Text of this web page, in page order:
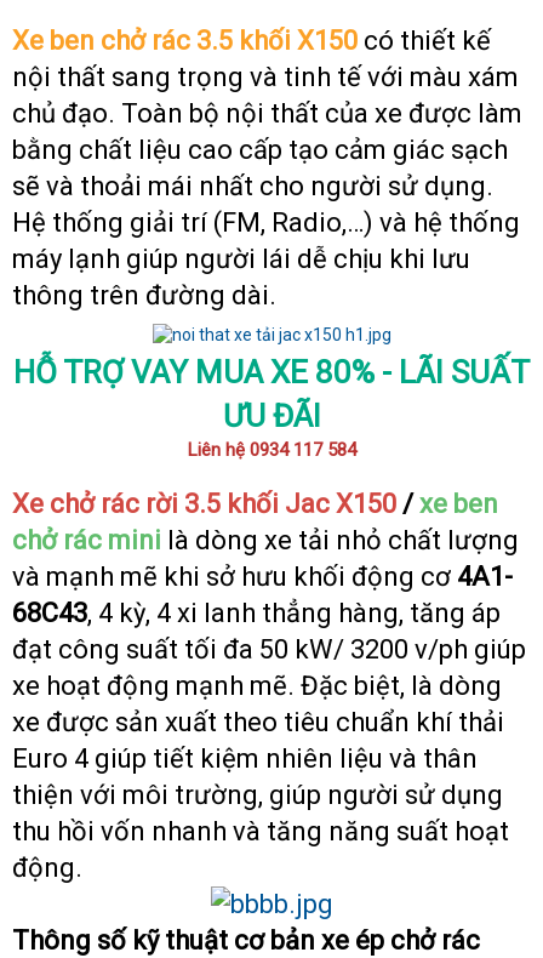
Xe ben chở rác 3.5 khối X150 có thiết kế
nội thất sang trọng và tinh tế với màu xám
chủ đạo. Toàn bộ nội thất của xe được làm
bằng chất liệu cao cấp tạo cảm giác sạch
sẽ và thoải mái nhất cho người sử dụng.
Hệ thống giải trí (FM, Radio,…) và hệ thống
máy lạnh giúp người lái dễ chịu khi lưu
thông trên đường dài.
HỖ TRỢ VAY MUA XE 80% - LÃI SUẤT
ƯU ĐÃI
Liên hệ 0934 117 584
Xe chở rác rời 3.5 khối Jac X150 / xe ben
chở rác mini là dòng xe tải nhỏ chất lượng
và mạnh mẽ khi sở hưu khối động cơ 4A1-
68C43, 4 kỳ, 4 xi lanh thẳng hàng, tăng áp
đạt công suất tối đa 50 kW/ 3200 v/ph giúp
xe hoạt động mạnh mẽ. Đặc biệt, là dòng
xe được sản xuất theo tiêu chuẩn khí thải
Euro 4 giúp tiết kiệm nhiên liệu và thân
thiện với môi trường, giúp người sử dụng
thu hồi vốn nhanh và tăng năng suất hoạt
động.
Thông số kỹ thuật cơ bản xe ép chở rác